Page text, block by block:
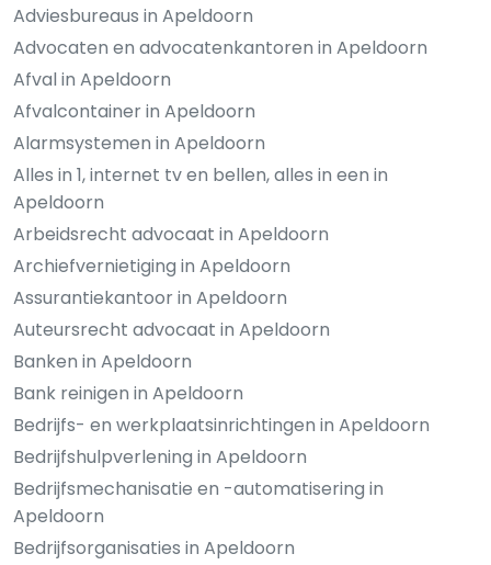
Adviesbureaus in Apeldoorn
Advocaten en advocatenkantoren in Apeldoorn
Afval in Apeldoorn
Afvalcontainer in Apeldoorn
Alarmsystemen in Apeldoorn
Alles in 1, internet tv en bellen, alles in een in
Apeldoorn
Arbeidsrecht advocaat in Apeldoorn
Archiefvernietiging in Apeldoorn
Assurantiekantoor in Apeldoorn
Auteursrecht advocaat in Apeldoorn
Banken in Apeldoorn
Bank reinigen in Apeldoorn
Bedrijfs- en werkplaatsinrichtingen in Apeldoorn
Bedrijfshulpverlening in Apeldoorn
Bedrijfsmechanisatie en -automatisering in
Apeldoorn
Bedrijfsorganisaties in Apeldoorn